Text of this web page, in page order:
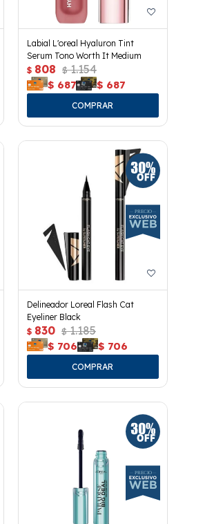
Labial L'oreal Hyaluron Tint
Serum Tono Worth It Medium
$ 808 $ 1.154
$ 687 $ 687
Delineador Loreal Flash Cat
Eyeliner Black
$ 830 $ 1.185
$ 706 $ 706